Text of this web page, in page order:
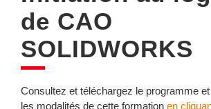
de CAO
SOLIDWORKS
Consultez et téléchargez le programme et
les modalités de cette formation en